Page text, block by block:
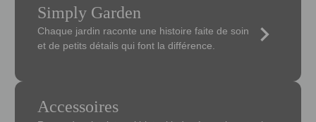
Simply Garden
Chaque jardin raconte une histoire faite de soin
et de petits détails qui font la différence.
keyboard_arrow_right
Accessoires